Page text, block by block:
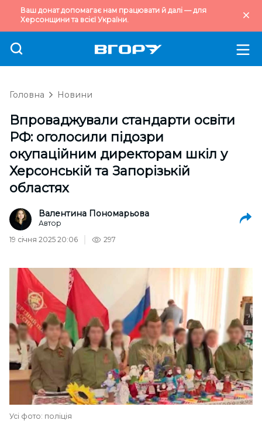
Ваш донат допомагає нам працювати й далі — для
Херсонщини та всієї України.
Головна Новини
Впроваджували стандарти освіти
РФ: оголосили підозри
окупаційним директорам шкіл у
Херсонській та Запорізькій
областях
Валентина Пономарьова
Автор
19 січня 2025 20:06
297
Усі фото: поліція